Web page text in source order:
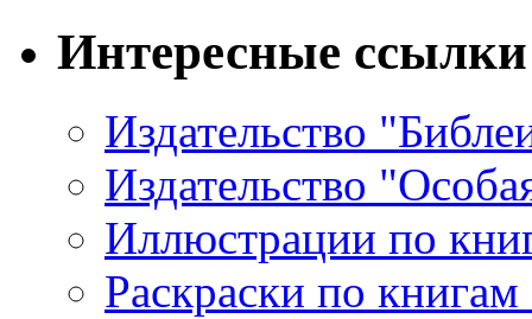
Интересные ссылки
Издательство
Издательство
Иллюстрации по
Раскраски по